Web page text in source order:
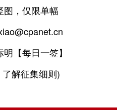
图，仅限单幅
【每日一签】
了解征集细则)